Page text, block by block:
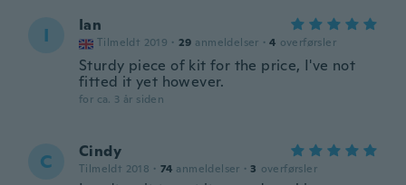
I Ian
Tilmeldt 2019 · 29 anmeldelser · 4 overførsler
Sturdy piece of kit for the price, I've not
fitted it yet however.
for ca. 3 år siden
C Cindy
Tilmeldt 2018 · 74 anmeldelser · 3 overførsler